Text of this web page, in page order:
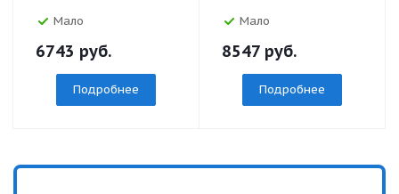
Мало
6743 руб.
Подробнее
Мало
8547 руб.
Подробнее